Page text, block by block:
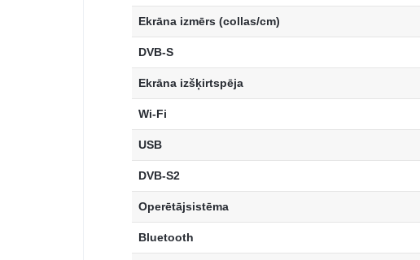
Ekrāna izmērs (collas/cm)
DVB-S
Ekrāna izšķirtspēja
Wi-Fi
USB
DVB-S2
Operētājsistēma
Bluetooth